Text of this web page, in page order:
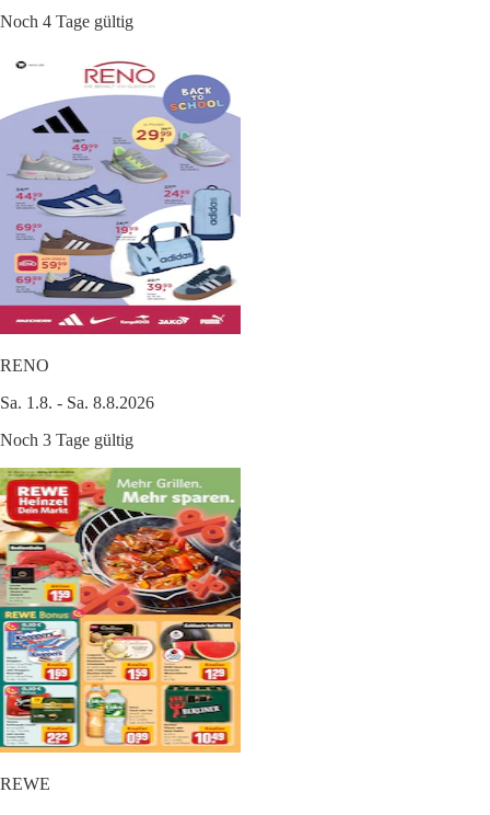
Noch 4 Tage gültig
RENO
Sa. 1.8. - Sa. 8.8.2026
Noch 3 Tage gültig
REWE